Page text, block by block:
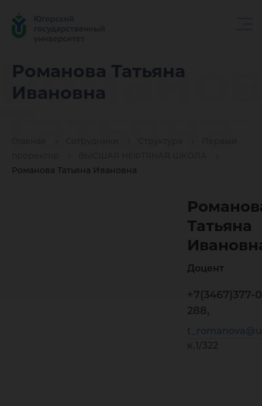
Романова Татьяна
Ивановна
Романова Татьяна Ивановна
Татьяна
Доцент
+7(3467)377-
288,
к.1/322